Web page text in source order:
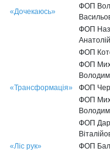
«Дочекаюсь»
ФОП
ФОП
ФОП
«Трансформація»
ФОП
ФОП
ФОП
«Ліс рук»
ФОП
ФОП